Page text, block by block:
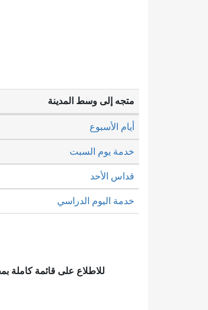
متجه إلى وسط المدينة
خدمة يوم السبت
قداس الأحد
أيام الأسبوع
خدمة اليوم الدراسي
للاطلاع على قائمة